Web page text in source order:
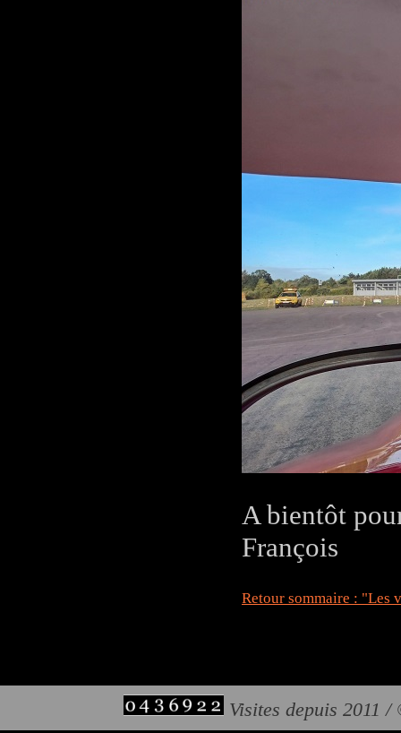
A bientôt
François
Retour sommaire : "Les
Visites depuis 2011